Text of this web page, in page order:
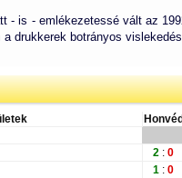
- is - emlékezetessé vált az
drukkerek botrányos
Honvéd
2 : 0
1 : 0